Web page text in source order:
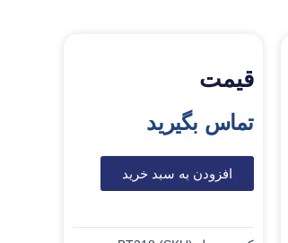
قیمت
تماس بگیرید
افزودن به سبد خرید